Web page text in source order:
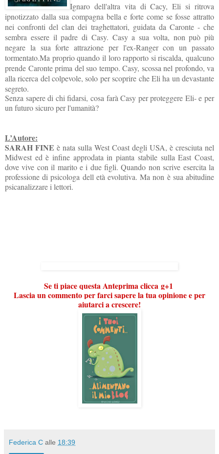
Ignaro dell'altra vita di Cacy, Eli si ritrova
ipnotizzato dalla sua compagna bella e forte come se fosse attratto
nei confronti del clan dei traghettatori, guidata da Caronte - che
sembra essere il padre di Casy. Casy a sua volta, non può più
negare la sua forte attrazione per l'ex-Ranger con un passato
tormentato.Ma proprio quando il loro rapporto si riscalda, qualcuno
prende Caronte prima del suo tempo. Casy, scossa nel profondo, va
alla ricerca del colpevole, solo per scoprire che Eli ha un devastante
segreto.
Senza sapere di chi fidarsi, cosa farà Casy per proteggere Eli- e per
un futuro sicuro per l'umanità?
L’Autore:
SARAH FINE è nata sulla West Coast degli USA, è cresciuta nel
Midwest ed è infine approdata in pianta stabile sulla East Coast,
dove vive con il marito e i due figli. Quando non scrive esercita la
professione di psicologa dell età evolutiva. Ma non è sua abitudine
psicanalizzare i lettori.
Se ti piace questa Anteprima clicca g+1
Lascia un commento per farci sapere la tua opinione e per
aiutarci a crescere!
Federica C alle 18:39